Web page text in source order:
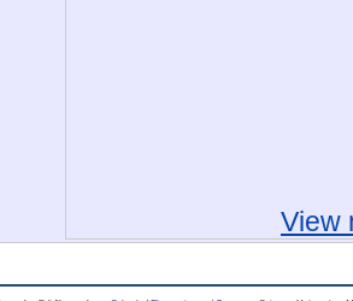
View